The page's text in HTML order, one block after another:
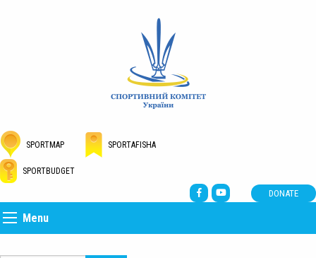
SPORTMAP SPORTAFISHA
SPORTBUDGET
DONATE
Menu